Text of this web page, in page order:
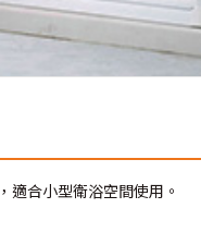
適合小型衛浴空間使用。